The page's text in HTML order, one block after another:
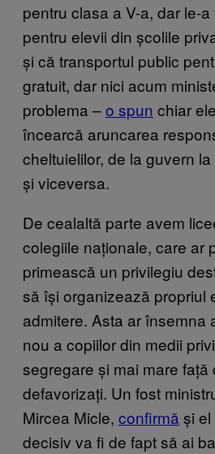
pentru clasa a V-a, dar le-
pentru elevii din școlile
și că transportul public
gratuit, dar nici acum
problema –o spun chiar
încearcă aruncarea
cheltuielilor, de la guvern
și viceversa.
De cealaltă parte avem
colegiile naționale, care ar
primească un privilegiu
să își organizează propriul
admitere. Asta ar însemna
nou a copiilor din medii
segregare și mai mare față
defavorizați. Un fost
Mircea Micle, confirmă și
decisiv va fi de fapt să ai